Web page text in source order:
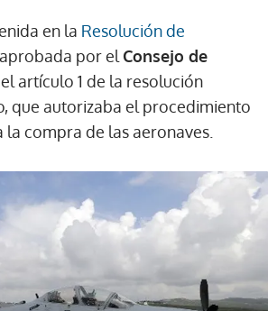
en la Resolución de
por el Consejo de
artículo 1 de la resolución
que autorizaba el procedimiento
compra de las aeronaves.